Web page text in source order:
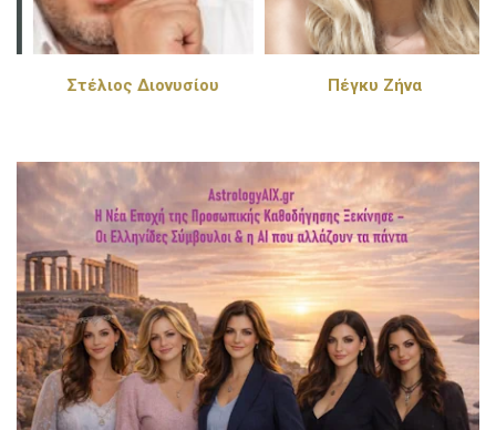
Στέλιος Διονυσίου Πέγκυ Ζήνα